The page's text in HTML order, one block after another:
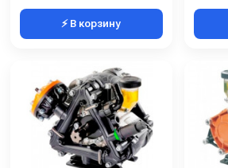
⚡ В корзину